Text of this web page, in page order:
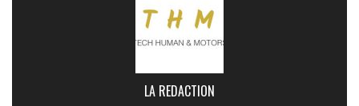
LA REDACTION